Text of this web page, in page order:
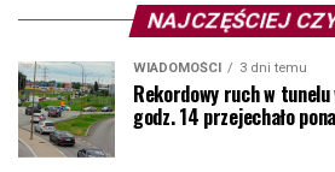
NAJCZĘŚCIEJ
WIADOMOŚCI 3 dni temu
Rekordowy ruch w tunelu
godz. 14 przejechało